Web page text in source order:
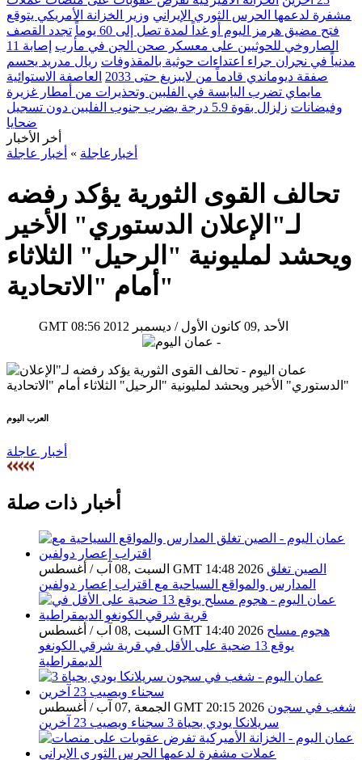
مشفرة لدعمها الحرس الثوري الإيراني وزير الخزانة الأمريكي يتوقع
فتح مضيق هرمز اليوم أو غداً لمدة تصل إلى 60 يوماً
تجدد القصف
الصاروخي للحوثيين على معسكر صحن الجن في مأرب
إصابة 11
مدنياً في نجران جراء اعتداءات حوثية بالمقذوفات ريال مدريد يحسم
صفقة ديوماندي قادماً من لايبزيغ حتى 2033
العاصفة الاستوائية
مايماي تضرب اليابسة في الفلبين وتحذيرات من أمطار غزيرة
وفيضانات
زلزال بقوة 5.9 درجة يضرب جنوب الفلبين دون تسجيل
ضحايا
أخر الأخبار
أخبارعاجلة » أخبار عاجلة
تحالف القوى الثورية يؤكد رفضه
لـ"الإعلان الدستوري" الأخير
ويحشد لمليونية "الرحيل" الثلاثاء
أمام "الاتحادية"
GMT 08:56 2012 الأحد ,09 كانون الأول / ديسمبر
العرب اليوم
أخبار عاجلة
أخبار ذات صلة
السبت ,08 آب / أغسطس GMT 14:48 2026 الصين تغلق
المدارس والمواقع السياحية مع اقتراب إعصار دولفين
السبت ,08 آب / أغسطس GMT 14:40 2026 هجوم مسلح
يوقع 13 ضحية على الأقل في قرية شرقي الكونغو
الديمقراطية
الجمعة ,07 آب / أغسطس GMT 20:15 2026 شغب في سجون
سريلانكا يودي بحياة 3 سجناء ويصيب 23 آخرين